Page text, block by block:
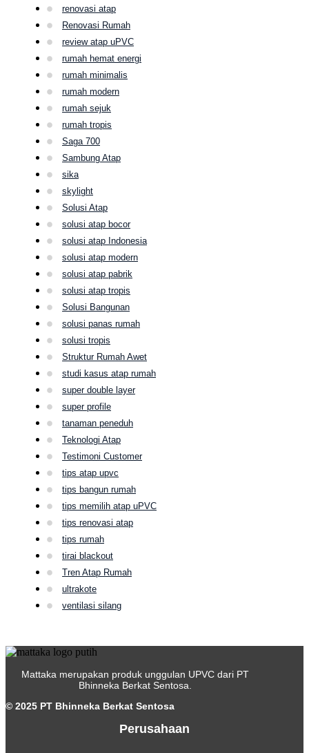
renovasi atap
Renovasi Rumah
review atap uPVC
rumah hemat energi
rumah minimalis
rumah modern
rumah sejuk
rumah tropis
Saga 700
Sambung Atap
sika
skylight
Solusi Atap
solusi atap bocor
solusi atap Indonesia
solusi atap modern
solusi atap pabrik
solusi atap tropis
Solusi Bangunan
solusi panas rumah
solusi tropis
Struktur Rumah Awet
studi kasus atap rumah
super double layer
super profile
tanaman peneduh
Teknologi Atap
Testimoni Customer
tips atap upvc
tips bangun rumah
tips memilih atap uPVC
tips renovasi atap
tips rumah
tirai blackout
Tren Atap Rumah
ultrakote
ventilasi silang
Mattaka merupakan produk unggulan UPVC dari PT
Bhinneka Berkat Sentosa.
© 2025 PT Bhinneka Berkat Sentosa
Perusahaan